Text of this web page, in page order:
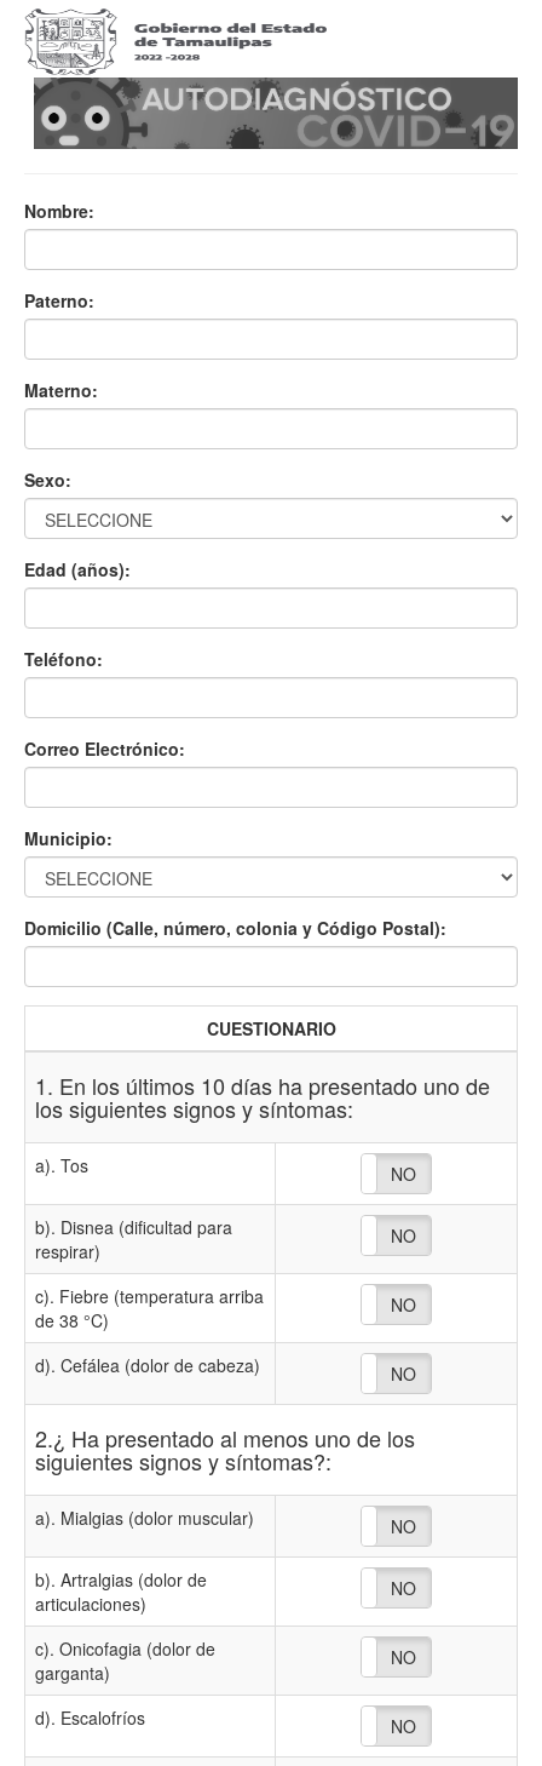
Nombre:
Paterno:
Materno:
Sexo:
Edad (años):
Teléfono:
Correo Electrónico:
Municipio:
Domicilio (Calle, número, colonia y Código Postal):
CUESTIONARIO
1. En los últimos 10 días ha presentado uno de
los siguientes signos y síntomas:
a). Tos NO
b). Disnea (dificultad para
respirar)
NO
c). Fiebre (temperatura arriba
de 38 °C)
NO
d). Cefálea (dolor de cabeza) NO
2.¿ Ha presentado al menos uno de los
siguientes signos y síntomas?:
a). Mialgias (dolor muscular) NO
b). Artralgias (dolor de
articulaciones)
NO
c). Onicofagia (dolor de
garganta)
NO
d). Escalofríos NO